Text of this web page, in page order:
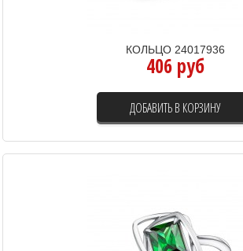
КОЛЬЦО 24017936
406 руб
ДОБАВИТЬ В КОРЗИНУ